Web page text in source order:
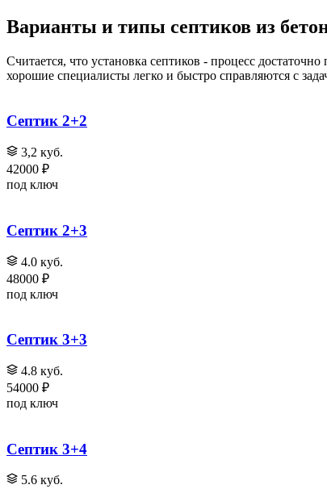
Варианты и типы септиков из
Считается, что установка септиков - процесс
хорошие специалисты легко и быстро справляются с
Септик 2+2
3,2 куб.
42000 ₽
под ключ
Септик 2+3
4.0 куб.
48000 ₽
под ключ
Септик 3+3
4.8 куб.
54000 ₽
под ключ
Септик 3+4
5.6 куб.